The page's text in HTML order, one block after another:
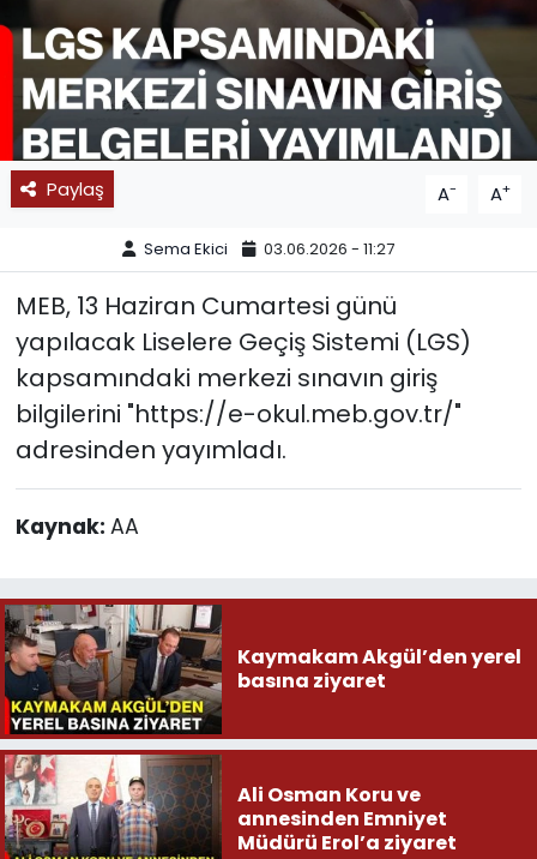
Paylaş A- A+
Sema Ekici 03.06.2026 - 11:27
MEB, 13 Haziran Cumartesi günü
yapılacak Liselere Geçiş Sistemi (LGS)
kapsamındaki merkezi sınavın giriş
bilgilerini "https://e-okul.meb.gov.tr/"
adresinden yayımladı.
Kaynak: AA
Kaymakam Akgül’den yerel
basına ziyaret
Ali Osman Koru ve
annesinden Emniyet
Müdürü Erol’a ziyaret
11:11 MANŞET